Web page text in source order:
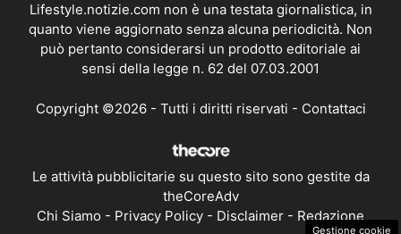
Lifestyle.notizie.com non è una testata giornalistica, in
quanto viene aggiornato senza alcuna periodicità. Non
può pertanto considerarsi un prodotto editoriale ai
sensi della legge n. 62 del 07.03.2001
Copyright ©2026 - Tutti i diritti riservati - Contattaci
Le attività pubblicitarie su questo sito sono gestite da
theCoreAdv
Chi Siamo - Privacy Policy - Disclaimer - Redazione
Gestione cookie